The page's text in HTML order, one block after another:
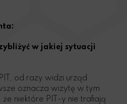
w jakiej sytuacji
od razy widzi urząd
oznacza wizytę w tym
że niektóre PIT-y nie trafiają